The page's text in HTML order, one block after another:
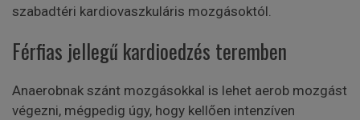
szabadtéri kardiovaszkuláris mozgásoktól.
Férfias jellegű kardioedzés teremben
Anaerobnak szánt mozgásokkal is lehet aerob mozgást
végezni, mégpedig úgy, hogy kellően intenzíven